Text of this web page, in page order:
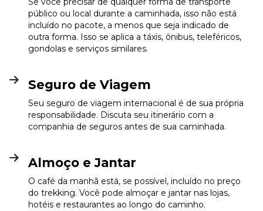
público ou local durante a caminhada, isso não está
incluído no pacote, a menos que seja indicado de
outra forma. Isso se aplica a táxis, ônibus, teleféricos,
gondolas e serviços similares.
Seguro de Viagem
Seu seguro de viagem internacional é de sua própria
responsabilidade. Discuta seu itinerário com a
companhia de seguros antes de sua caminhada.
Almoço e Jantar
O café da manhã está, se possível, incluído no preço
do trekking. Você pode almoçar e jantar nas lojas,
hotéis e restaurantes ao longo do caminho.